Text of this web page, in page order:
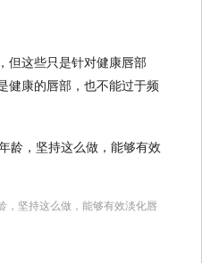
但这些只是针对健康唇部
健康的唇部，也不能过于频
，坚持这么做，能够有效淡化唇